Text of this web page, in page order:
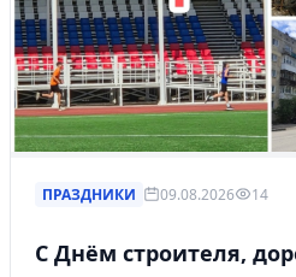
ПРАЗДНИКИ 09.08.2026 14
С Днём строителя,